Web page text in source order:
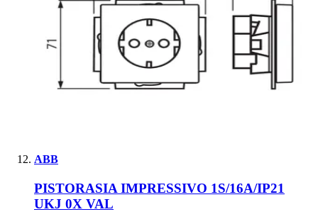
ABB
PISTORASIA IMPRESSIVO 1S/16A/IP21
UKJ 0X VAL